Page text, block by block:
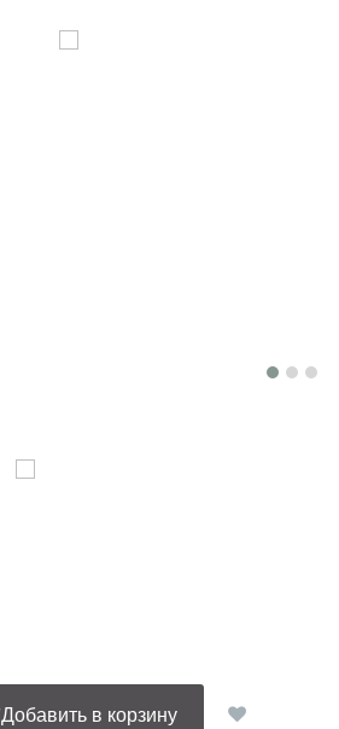
Добавить в корзину